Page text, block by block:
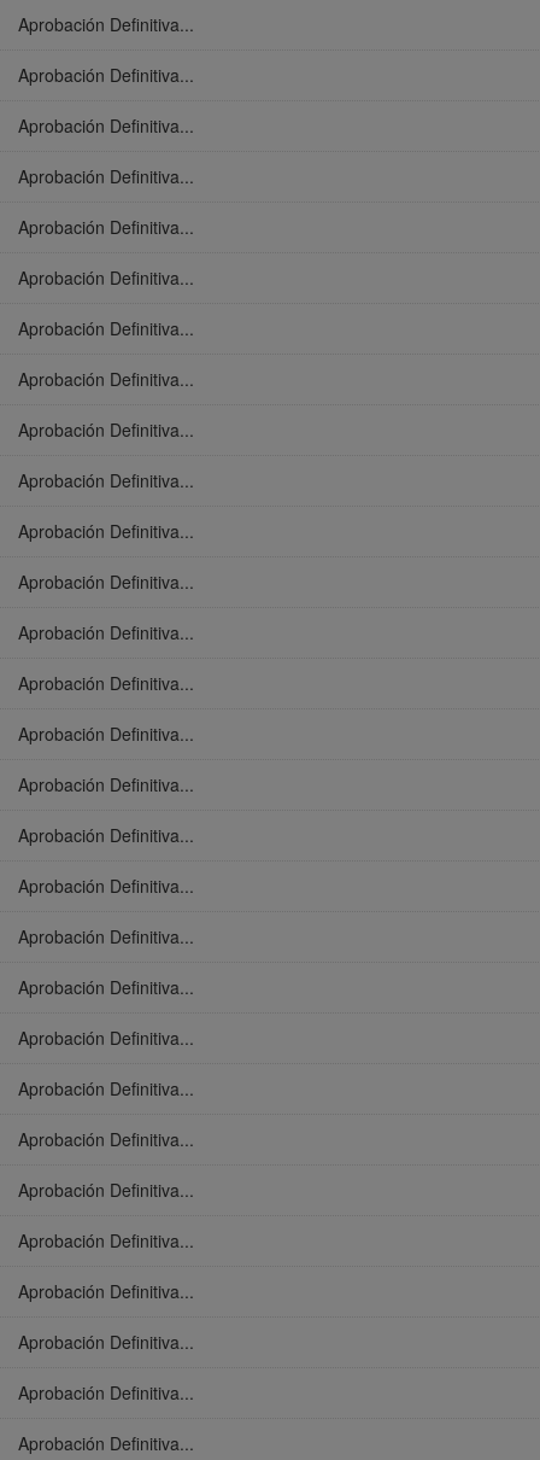
Aprobación Definitiva...
Aprobación Definitiva...
Aprobación Definitiva...
Aprobación Definitiva...
Aprobación Definitiva...
Aprobación Definitiva...
Aprobación Definitiva...
Aprobación Definitiva...
Aprobación Definitiva...
Aprobación Definitiva...
Aprobación Definitiva...
Aprobación Definitiva...
Aprobación Definitiva...
Aprobación Definitiva...
Aprobación Definitiva...
Aprobación Definitiva...
Aprobación Definitiva...
Aprobación Definitiva...
Aprobación Definitiva...
Aprobación Definitiva...
Aprobación Definitiva...
Aprobación Definitiva...
Aprobación Definitiva...
Aprobación Definitiva...
Aprobación Definitiva...
Aprobación Definitiva...
Aprobación Definitiva...
Aprobación Definitiva...
Aprobación Definitiva...